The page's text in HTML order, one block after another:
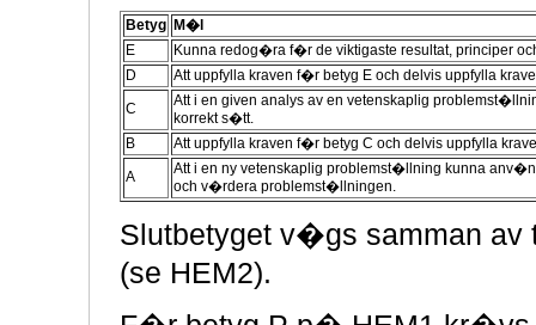
Betyg M�l
E
Kunna redog�ra f�r de viktigaste resultat, principer
D
Att uppfylla kraven f�r betyg E och delvis uppfylla
C
Att i en given analys av en vetenskaplig
korrekt s�tt.
B
Att uppfylla kraven f�r betyg C och delvis uppfylla
A
Att i en ny vetenskaplig problemst�llning kunna
och v�rdera problemst�llningen.
Slutbetyget v�gs samman av
(se HEM2).